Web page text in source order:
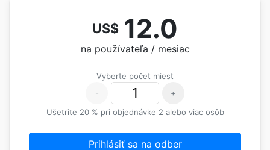
US$ 12.0
na používateľa / mesiac
Vyberte počet miest
-
+
Ušetrite 20 % pri objednávke 2 alebo viac osôb
Prihlásiť sa na odber